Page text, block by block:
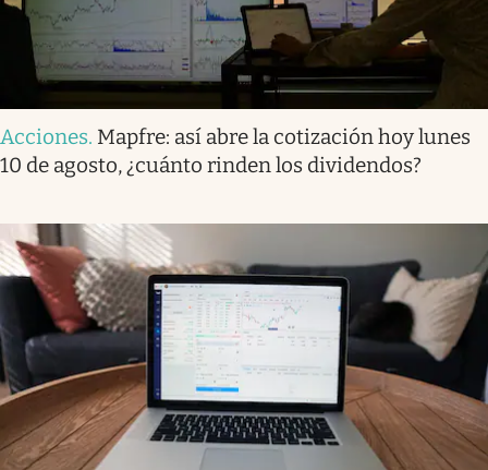
Acciones. Mapfre: así abre la cotización hoy lunes
10 de agosto, ¿cuánto rinden los dividendos?